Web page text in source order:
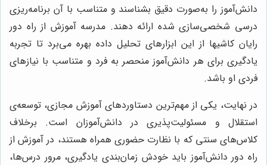
دانش‌آموز را به‌صورت دقیق بشناسند و متناسب با آن برنامه‌ریزی
درسی شخصی‌سازی شده ارائه دهند. مدرسه آموزش از راه دور
رایان کاشیها از این ابزارهای تحلیل داده بهره می‌برد تا تجربه
یادگیری برای هر دانش‌آموز منحصر به فرد و متناسب با نیازهای
فردی او باشد.
در نهایت، یکی از مهم‌ترین دستاوردهای آموزش مجازی، توسعه‌ی
استقلال و مسئولیت‌پذیری در دانش‌آموزان است. برخلاف
کلاس‌های سنتی که با نظارت حضوری همراه هستند، در آموزش از
راه دور دانش‌آموز باید خودش زمان‌بندی یادگیری، مرور درس‌ها،